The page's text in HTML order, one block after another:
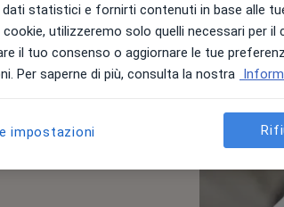
contenuti gratuiti per te
statistici e fornirti contenuti in base alle
utilizzeremo solo quelli necessari per
il tuo consenso o aggiornare le tue
Per saperne di più, consulta la nostra
impostazioni